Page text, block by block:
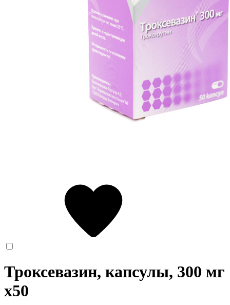
Троксевазин, капсулы, 300 мг
x50